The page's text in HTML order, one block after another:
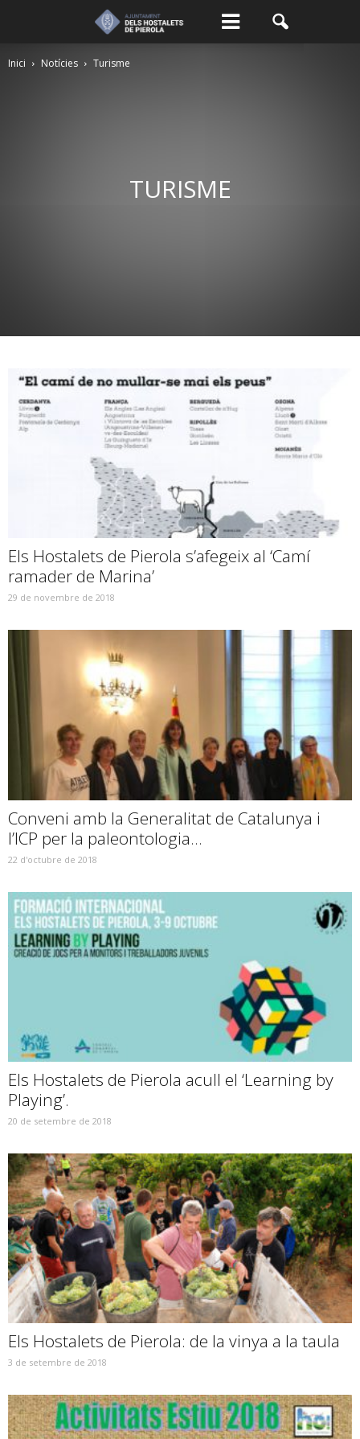
Inici Notícies Turisme
TURISME
Els Hostalets de Pierola s’afegeix al ‘Camí
ramader de Marina’
29 de novembre de 2018
Conveni amb la Generalitat de Catalunya i
l’ICP per la paleontologia...
22 d'octubre de 2018
Els Hostalets de Pierola acull el ‘Learning by
Playing’.
20 de setembre de 2018
Els Hostalets de Pierola: de la vinya a la taula
3 de setembre de 2018